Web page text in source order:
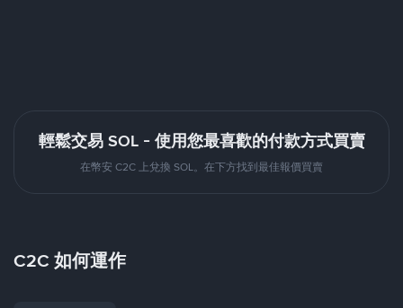
輕鬆交易 SOL - 使用您最喜歡的付款方式買賣
在幣安 C2C 上兌換 SOL。在下方找到最佳報價買賣
C2C 如何運作